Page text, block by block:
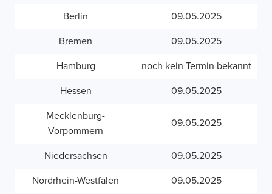
Berlin 09.05.2025
Bremen 09.05.2025
Hamburg noch kein Termin bekannt
Hessen 09.05.2025
Mecklenburg-
Vorpommern
09.05.2025
Niedersachsen 09.05.2025
Nordrhein-Westfalen 09.05.2025